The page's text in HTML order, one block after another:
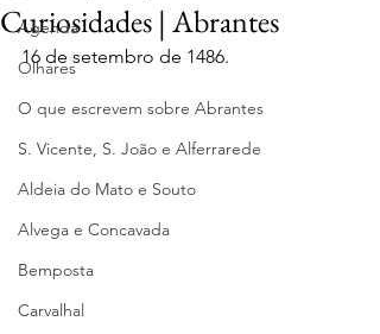
Agenda
Olhares
O que escrevem sobre Abrantes
S. Vicente, S. João e Alferrarede
Aldeia do Mato e Souto
Alvega e Concavada
Bemposta
Carvalhal
Curiosidades | Abrantes
16 de setembro de 1486.